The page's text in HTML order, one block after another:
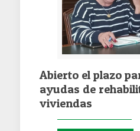
Abierto el plazo
ayudas de
viviendas